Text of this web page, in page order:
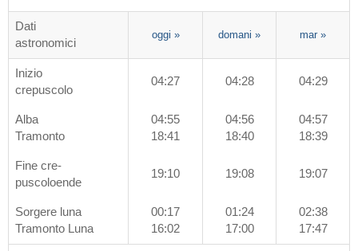
Dati
astronomici
oggi » domani » mar »
Inizio
crepuscolo
04:27 04:28 04:29
Alba
Tramonto
04:55
18:41
04:56
18:40
04:57
18:39
Fine cre-
puscoloende
19:10 19:08 19:07
Sorgere luna
Tramonto Luna
00:17
16:02
01:24
17:00
02:38
17:47